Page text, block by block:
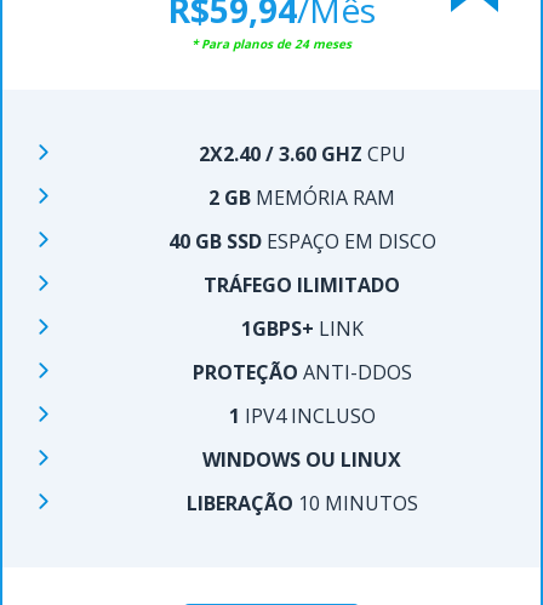
R$59,94/Mês
* Para planos de 24 meses
2X2.40 / 3.60 GHZ CPU
2 GB MEMÓRIA RAM
40 GB SSDESPAÇO EM DISCO
TRÁFEGO ILIMITADO
1GBPS+ LINK
PROTEÇÃO ANTI-DDOS
1 IPV4 INCLUSO
WINDOWS OU LINUX
LIBERAÇÃO 10 MINUTOS